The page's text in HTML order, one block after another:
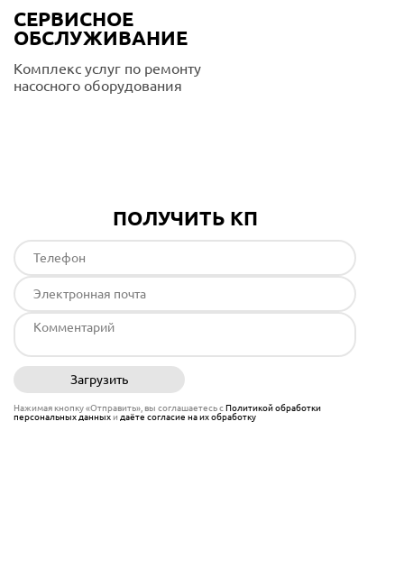
СЕРВИСНОЕ
ОБСЛУЖИВАНИЕ
Комплекс услуг по ремонту
насосного оборудования
ПОЛУЧИТЬ КП
Загрузить
Нажимая кнопку «Отправить», вы соглашаетесь сПолитикой обработки
персональных данныхи даёте согласие на их обработку